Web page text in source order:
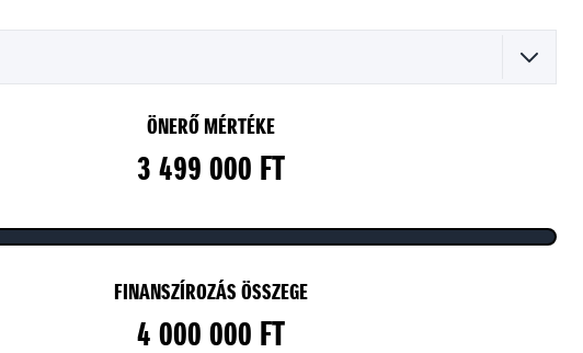
ÖNERŐ MÉRTÉKE
3 499 000 FT
FINANSZÍROZÁS ÖSSZEGE
4 000 000 FT